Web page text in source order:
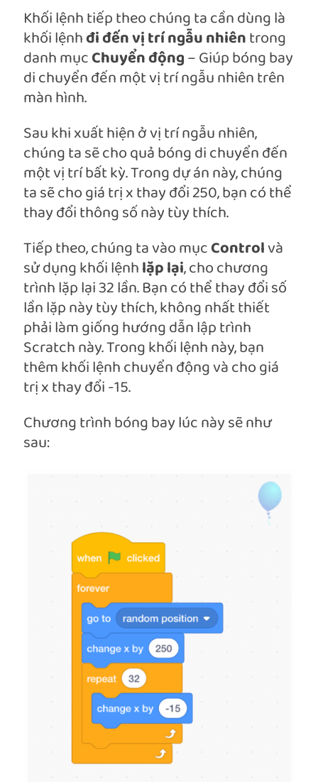
Khối lệnh tiếp theo chúng ta cần dùng là
khối lệnhđi đến vị trí ngẫu nhiêntrong
danh mụcChuyển động– Giúp bóng bay
di chuyển đến một vị trí ngẫu nhiên trên
màn hình.
Sau khi xuất hiện ở vị trí ngẫu nhiên,
chúng ta sẽ cho quả bóng di chuyển đến
một vị trí bất kỳ. Trong dự án này, chúng
ta sẽ cho giá trị x thay đổi 250, bạn có thể
thay đổi thông số này tùy thích.
Tiếp theo, chúng ta vào mụcControlvà
sử dụng khối lệnhlặp lại, cho chương
trình lặp lại 32 lần. Bạn có thể thay đổi số
lần lặp này tùy thích, không nhất thiết
phải làm giống hướng dẫn lập trình
Scratch này. Trong khối lệnh này, bạn
thêm khối lệnh chuyển động và cho giá
trị x thay đổi -15.
Chương trình bóng bay lúc này sẽ như
sau: